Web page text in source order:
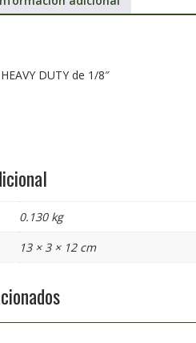
DUTY de 1/8″
0.130 kg
13 × 3 × 12 cm